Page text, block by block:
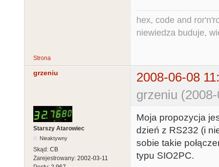
hex, code and
niewiedza buduje,
Strona
grzeniu
2008-06-08
grzeniu
Starszy Atarowiec
Nieaktywny
Skąd: CB
Zarejestrowany: 2002-03-11
Moja propozycja
dzień z RS232 (i
sobie takie
typu SIO2PC.